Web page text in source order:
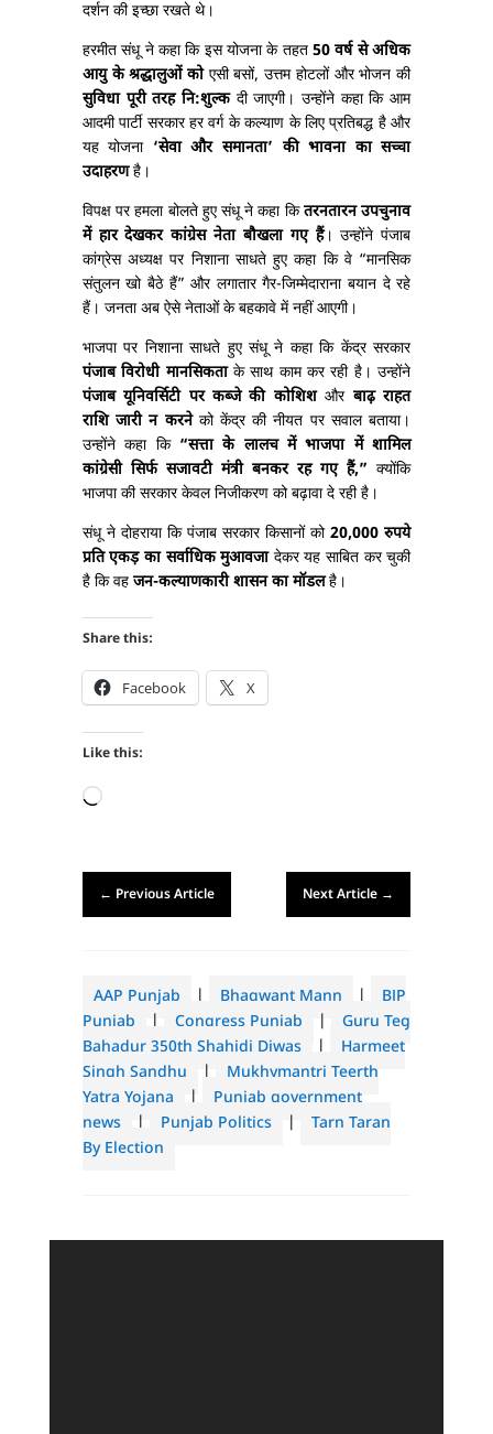
दर्शन की इच्छा रखते थे।
हरमीत संधू ने कहा कि इस योजना के तहत50 वर्ष से अधिक
आयु के श्रद्धालुओं कोएसी बसों, उत्तम होटलों और भोजन की
सुविधा पूरी तरह नि:शुल्कदी जाएगी। उन्होंने कहा कि आम
आदमी पार्टी सरकार हर वर्ग के कल्याण के लिए प्रतिबद्ध है और
यह योजना ‘सेवा और समानता’ की भावना का सच्चा
उदाहरणहै।
विपक्ष पर हमला बोलते हुए संधू ने कहा कितरनतारन उपचुनाव
में हार देखकर कांग्रेस नेता बौखला गए हैं। उन्होंने पंजाब
कांग्रेस अध्यक्ष पर निशाना साधते हुए कहा कि वे “मानसिक
संतुलन खो बैठे हैं” और लगातार गैर-जिम्मेदाराना बयान दे रहे
हैं। जनता अब ऐसे नेताओं के बहकावे में नहीं आएगी।
भाजपा पर निशाना साधते हुए संधू ने कहा कि केंद्र सरकार
पंजाब विरोधी मानसिकताके साथ काम कर रही है। उन्होंने
पंजाब यूनिवर्सिटी पर कब्जे की कोशिशऔर बाढ़ राहत
राशि जारी न करनेको केंद्र की नीयत पर सवाल बताया।
उन्होंने कहा कि “सत्ता के लालच में भाजपा में शामिल
कांग्रेसी सिर्फ सजावटी मंत्री बनकर रह गए हैं,” क्योंकि
भाजपा की सरकार केवल निजीकरण को बढ़ावा दे रही है।
संधू ने दोहराया कि पंजाब सरकार किसानों को20,000 रुपये
प्रति एकड़ का सर्वाधिक मुआवजादेकर यह साबित कर चुकी
है कि वह जन-कल्याणकारी शासन का मॉडलहै।
Share this:
Facebook X
Like this:
Loading…
← Previous Article Next Article →
AAP Punjab | Bhagwant Mann |
BJP
Punjab
| Congress Punjab
Guru Teg
Bahadur 350th Shahidi Diwas
|
Harmeet
Singh Sandhu
|
Mukhymantri Teerth
Yatra Yojana
|
Punjab government
news
| Punjab Politics
Tarn Taran
By Election